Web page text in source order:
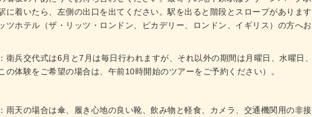
に着いたら、左側の出口を出てください。駅を出ると階段とスロープがあります
ツホテル（ザ・リッツ・ロンドン、ピカデリー、ロンドン、イギリス）の方へお
衛兵交代式は6月と7月は毎日行われますが、それ以外の期間は月曜日、水曜日、
の体験をご希望の場合は、午前10時開始のツアーをご予約ください）。
雨天の場合は傘、履き心地の良い靴、飲み物と軽食、カメラ、交通機関用の非接